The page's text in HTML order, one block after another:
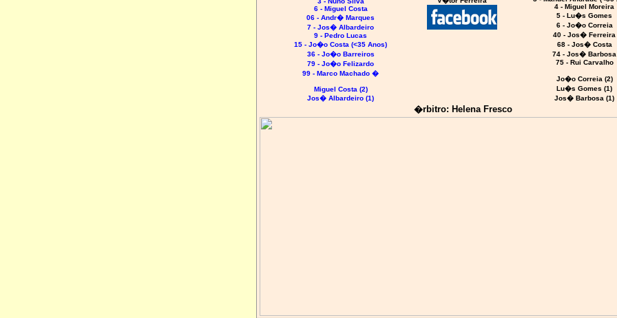
6 - Miguel Costa
06 - Andr� Marques
7 - Jos� Albardeiro
9 - Pedro Lucas
15 - Jo�o Costa (<35 Anos)
36 - Jo�o Barreiros
79 - Jo�o Felizardo
99 - Marco Machado �
Miguel Costa (2)
Jos� Albardeiro (1)
4 - Miguel Moreira
5 - Lu�s Gomes
6 - Jo�o Correia
40 - Jos� Ferreira
68 - Jos� Costa
74 - Jos� Barbosa
75 - Rui Carvalho
Jo�o Correia (2)
Lu�s Gomes (1)
Jos� Barbosa (1)
�rbitro: Helena Fresco